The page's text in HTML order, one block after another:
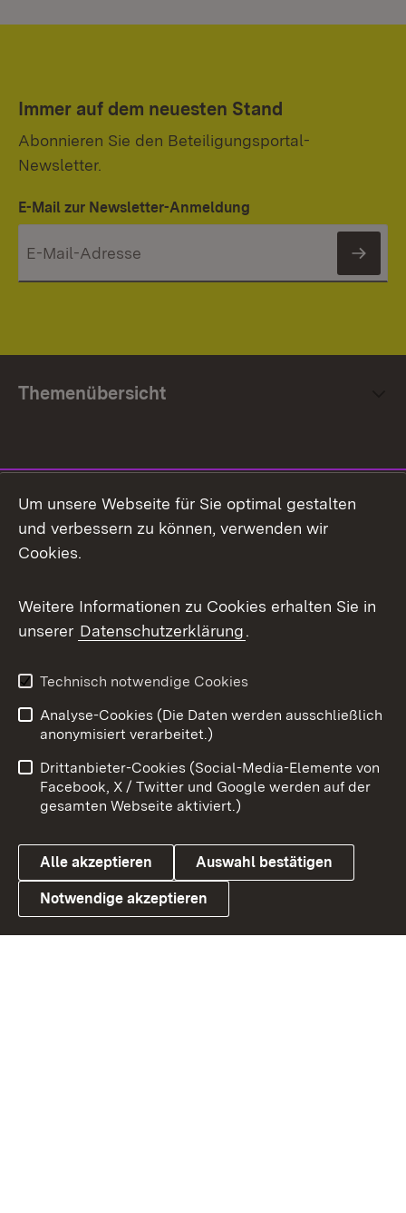
Immer auf dem neuesten Stand
Abonnieren Sie den Beteiligungsportal-
Newsletter.
E-Mail zur Newsletter-Anmeldung
Themenübersicht
Facebook
X / Twitter
Youtube
Link zum Landesportal
Impressum
Kontakt
Barrierefreiheit
Datenschutz
Cookies
Um unsere Webseite für Sie optimal gestalten
und verbessern zu können, verwenden wir
Cookies.
Weitere Informationen zu Cookies erhalten Sie in
unserer Datenschutzerklärung.
Technisch notwendige Cookies
Analyse-Cookies (Die Daten werden ausschließlich
anonymisiert verarbeitet.)
Drittanbieter-Cookies (Social-Media-Elemente von
Facebook, X / Twitter und Google werden auf der
gesamten Webseite aktiviert.)
Alle akzeptieren Auswahl bestätigen
Notwendige akzeptieren